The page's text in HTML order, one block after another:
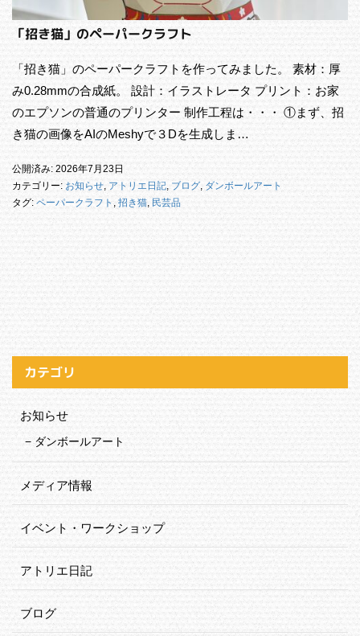
「招き猫」のペーパークラフト
「招き猫」のペーパークラフトを作ってみました。 素材：厚
み0.28mmの合成紙。 設計：イラストレータ プリント：お家
のエプソンの普通のプリンター 制作工程は・・・ ①まず、招
き猫の画像をAIのMeshyで３Dを生成しま…
公開済み: 2026年7月23日
カテゴリー: お知らせ, アトリエ日記, ブログ, ダンボールアート
タグ: ペーパークラフト , 招き猫, 民芸品
カテゴリ
お知らせ
ダンボールアート
メディア情報
イベント・ワークショップ
アトリエ日記
ブログ